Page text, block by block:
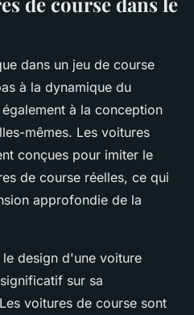
dans un jeu de course
à la dynamique du
à la conception
mêmes. Les voitures
conçues pour imiter le
de course réelles, ce qui
approfondie de la
design d'une voiture
sur sa
voitures de course sont